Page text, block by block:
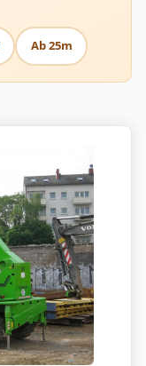
Ab 25m